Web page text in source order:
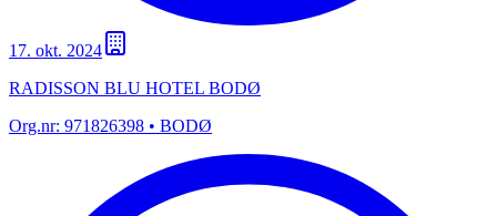
17. okt. 2024
RADISSON BLU HOTEL BODØ
Org.nr: 971826398 • BODØ